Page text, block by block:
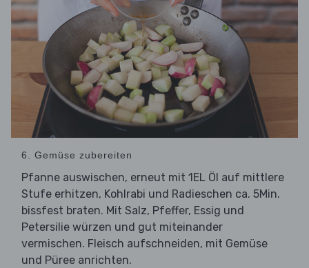
6. Gemüse zubereiten
Pfanne auswischen, erneut mit 1EL Öl auf mittlere
Stufe erhitzen, Kohlrabi und Radieschen ca. 5Min.
bissfest braten. Mit Salz, Pfeffer, Essig und
Petersilie würzen und gut miteinander
vermischen. Fleisch aufschneiden, mit Gemüse
und Püree anrichten.